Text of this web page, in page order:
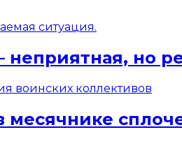
неприятная, но
месячнике